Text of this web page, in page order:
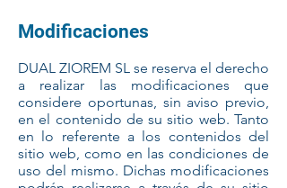
Modificaciones
DUAL ZIOREM SL se reserva el derecho
a realizar las modificaciones que
considere oportunas, sin aviso previo,
en el contenido de su sitio web. Tanto
en lo referente a los contenidos del
sitio web, como en las condiciones de
uso del mismo. Dichas modificaciones